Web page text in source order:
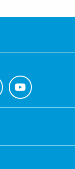
Ga
naar
Youtube